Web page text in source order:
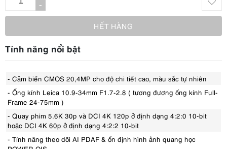
-
HẾT HÀNG
Tính năng nổi bật
- Cảm biến CMOS 20,4MP cho độ chi tiết cao, màu sắc tự nhiên
- Ống kính Leica 10.9-34mm F1.7-2.8 ( tương đương ống kính Full-
Frame 24-75mm )
- Quay phim 5.6K 30p và DCI 4K 120p ở định dạng 4:2:0 10-bit
hoặc DCI 4K 60p ở định dạng 4:2:2 10-bit
- Tính năng theo dõi AI PDAF & ổn định hình ảnh quang học